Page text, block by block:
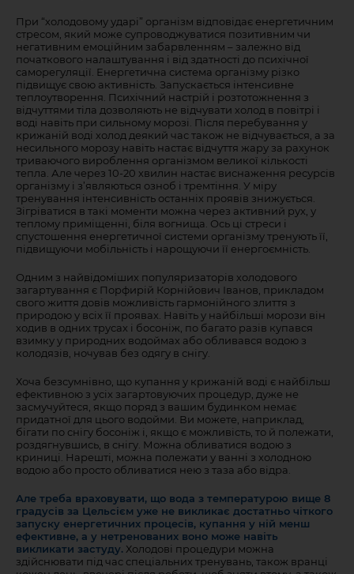
При “холодовому ударі” організм відповідає енергетичним
стресом, який може супроводжуватися позитивним чи
негативним емоційним забарвленням – залежно від
початкового налаштування і від здатності до психічної
саморегуляції. Енергетична система організму різко
підвищує свою активність. Запускається інтенсивне
теплоутворення. Психічний настрій і розтотожнення з
відчуттями тіла дозволяють не відчувати холод в повітрі і
воді навіть при сильному морозі. Після перебування у
крижаній воді холод деякий час також не відчувається, а за
несильного морозу навіть настає відчуття жару за рахунок
триваючого вироблення організмом великої кількості
тепла. Але через 10-20 хвилин настає виснаження ресурсів
організму і з’являються озноб і тремтіння. У міру
тренування інтенсивність останніх проявів знижується.
Зігріватися в такі моменти можна через активний рух, у
теплому приміщенні, біля вогнища. Ось ці стреси і
спустошення енергетичної системи організму тренують її,
підвищуючи мобільність і нарощуючи її енергоємність.
Одним з найвідоміших популяризаторів холодового
загартування є Порфирій Корнійович Іванов, прикладом
свого життя довів можливість гармонійного злиття з
природою у всіх її проявах. Навіть у найбільші морози він
ходив в одних трусах і босоніж, по багато разів купався
взимку у природних водоймах або обливався водою з
колодязів, ночував без одягу в снігу.
Хоча безсумнівно, що купання у крижаній воді є найбільш
ефективною з усіх загартовуючих процедур, дуже не
засмучуйтеся, якщо поряд з вашим будинком немає
придатної для цього водойми. Ви можете, наприклад,
бігати по снігу босоніж і, якщо є можливість, то й полежати,
роздягнувшись, в снігу. Можна обливатися водою з
криниці. Нарешті, можна полежати у ванні з холодною
водою або просто обливатися нею з таза або відра.
Але треба враховувати, що вода з температурою вище 8
градусів за Цельсієм уже не викликає достатньо чіткого
запуску енергетичних процесів, купання у ній менш
ефективне, а у нетренованих воно може навіть
викликати застуду. Холодові процедури можна
здійснювати під час спеціальних тренувань, також вранці